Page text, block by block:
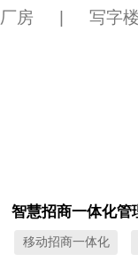
厂房 写字楼
智慧招商一体化管
移动招商一体化